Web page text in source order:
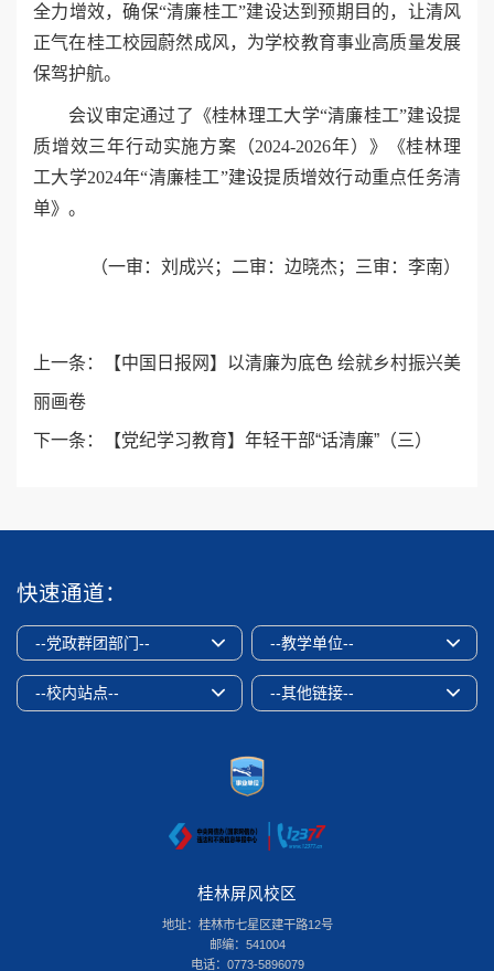
全力增效，确保“清廉桂工”建设达到预期目的，让清风
正气在桂工校园蔚然成风，为学校教育事业高质量发展
保驾护航。
会议审定通过了《桂林理工大学“清廉桂工”建设提
质增效三年行动实施方案（2024-2026年）》《桂林理
工大学2024年“清廉桂工”建设提质增效行动重点任务清
单》。
（一审：刘成兴；二审：边晓杰；三审：李南）
上一条： 【中国日报网】以清廉为底色 绘就乡村振兴美
丽画卷
下一条： 【党纪学习教育】年轻干部“话清廉”（三）
快速通道：
--党政群团部门-- --教学单位--
--校内站点-- --其他链接--
桂林屏风校区
地址：桂林市七星区建干路12号
邮编：541004
电话：0773-5896079